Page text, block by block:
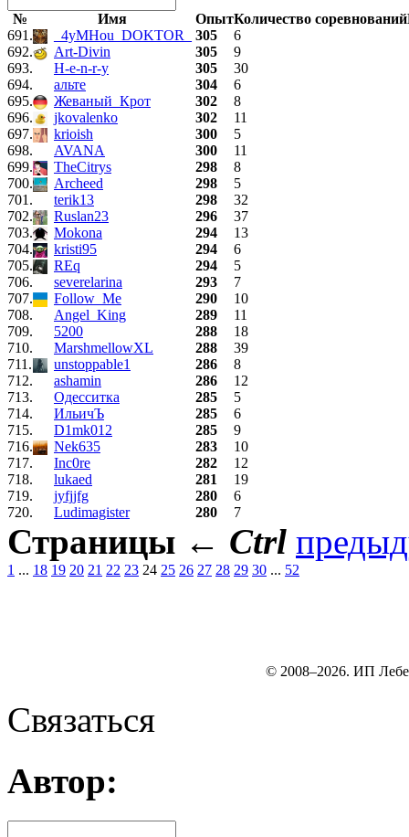
№ Имя ОпытКоличество соревнований
691.
_4yMHou_DOKTOR_ 305
6
692.
Art-Divin 305
9
693.
H-e-n-r-y 305
30
694.
альте 304
6
695.
Жеваный_Крот 302
8
696.
jkovalenko 302
11
697.
krioish 300
5
698.
AVANA 300
11
699.
TheCitrys 298
8
700.
Archeed 298
5
701.
terik13 298
32
702.
Ruslan23 296
37
703.
Mokona 294
13
704.
kristi95 294
6
705.
REq 294
5
706.
severelarina 293
7
707.
Follow_Me 290
10
708.
Angel_King 289
11
709.
5200 288
18
710.
MarshmellowXL 288
39
711.
unstoppable1 286
8
712.
ashamin 286
12
713.
Одесситка 285
5
714.
ИльичЪ 285
6
715.
D1mk012 285
9
716.
Nek635 283
10
717.
Inc0re 282
12
718.
lukaed 281
19
719.
jyfjjfg 280
6
720.
Ludimagister 280 7
Страницы ← Ctrl
1 ... 18 19 20 21 22 23 24 25 26 27 28 29 30 ... 52
© 2008–2026. ИП
Связаться
Автор: